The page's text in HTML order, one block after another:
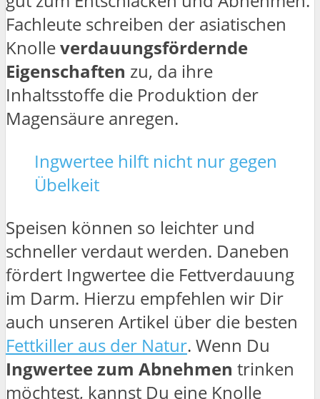
Fachleute schreiben der asiatischen
Knolleverdauungsfördernde
Eigenschaften zu, da ihre
Inhaltsstoffe die Produktion der
Magensäure anregen.
Ingwertee hilft nicht nur gegen
Übelkeit
Speisen können so leichter und
schneller verdaut werden. Daneben
fördert Ingwertee die Fettverdauung
im Darm. Hierzu empfehlen wir Dir
auch unseren Artikel über die besten
Fettkiller aus der Natur. Wenn Du
Ingwertee zum Abnehmen trinken
möchtest, kannst Du eine Knolle